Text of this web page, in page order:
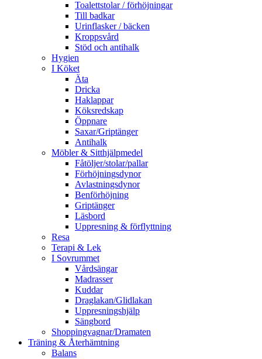
Toalettstolar / förhöjningar
Till badkar
Urinflasker / bäcken
Kroppsvård
Stöd och antihalk
Hygien
I Köket
Äta
Dricka
Haklappar
Köksredskap
Öppnare
Saxar/Griptänger
Antihalk
Möbler & Sitthjälpmedel
Fåtöljer/stolar/pallar
Förhöjningsdynor
Avlastningsdynor
Benförhöjning
Griptänger
Läsbord
Uppresning & förflyttning
Resa
Terapi & Lek
I Sovrummet
Vårdsängar
Madrasser
Kuddar
Draglakan/Glidlakan
Uppresningshjälp
Sängbord
Shoppingvagnar/Dramaten
Träning & Återhämtning
Balans